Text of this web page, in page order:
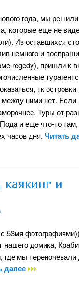
года, мы решили
которые еще не
Из оставшихся
немного и
regedy), пришли к
тк
между ними нет. Если
Туры от
и еще что-то
часов дня. Читать
и
53мя
нашего домика,
где мы переночевали
далее